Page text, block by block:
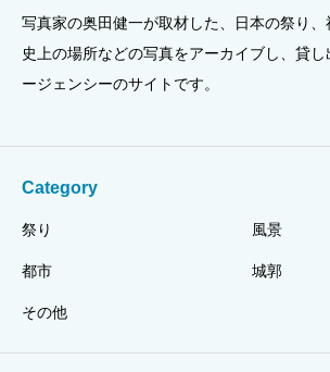
写真家の奥田健一が取材した、日本の祭り
史上の場所などの写真をアーカイブし、貸
ージェンシーのサイトです。
Category
祭り 風景
都市 城郭
その他